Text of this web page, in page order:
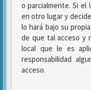
o parcialmente. Si el
en otro lugar y
lo hará bajo su
de que tal acceso y
local que le es
responsabilidad
acceso.